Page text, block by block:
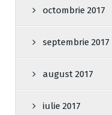
octombrie 2017
septembrie 2017
august 2017
iulie 2017